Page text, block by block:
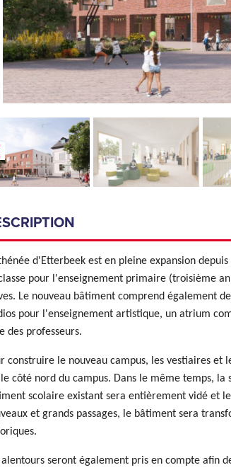
d'Etterbeek est en pleine expansion
pour l'enseignement primaire (troisième
Le nouveau bâtiment comprend également
pour l'enseignement artistique, un atrium
des professeurs.
construire le nouveau campus, les vestiaires et
côté nord du campus. Dans le même temps,
scolaire existant sera entièrement vidé et
et grands passages, le bâtiment sera
alentours seront également pris en compte